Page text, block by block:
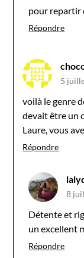
pour repartir
Répondre
5
voilà le genre
devait être un
Laure, vous
Répondre
8
Détente et
un excellent
Répondre